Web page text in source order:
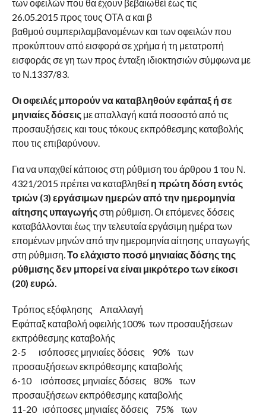
των οφειλών που θα έχουν βεβαιωθεί έως τις
26.05.2015 προς τους ΟΤΑ α και β
βαθμού συμπεριλαμβανομένων και των οφειλών που
προκύπτουν από εισφορά σε χρήμα ή τη μετατροπή
εισφοράς σε γη των προς ένταξη ιδιοκτησιών σύμφωνα με
το Ν.1337/83.
Οι οφειλές μπορούν να καταβληθούν εφάπαξ ή σε
μηνιαίες δόσειςμε απαλλαγή κατά ποσοστό από τις
προσαυξήσεις και τους τόκους εκπρόθεσμης καταβολής
που τις επιβαρύνουν.
Για να υπαχθεί κάποιος στη ρύθμιση του άρθρου 1 του Ν.
4321/2015 πρέπει να καταβληθεί η πρώτη δόση εντός
τριών (3) εργάσιμων ημερών από την ημερομηνία
αίτησης υπαγωγήςστη ρύθμιση. Οι επόμενες δόσεις
καταβάλλονται έως την τελευταία εργάσιμη ημέρα των
επομένων μηνών από την ημερομηνία αίτησης υπαγωγής
στη ρύθμιση.Το ελάχιστο ποσό μηνιαίας δόσης της
ρύθμισης δεν μπορεί να είναι μικρότερο των είκοσι
(20) ευρώ.
Τρόπος εξόφλησης Απαλλαγή
Εφάπαξ καταβολή οφειλής100% των προσαυξήσεων
εκπρόθεσμης καταβολής
2-5 ισόποσες μηνιαίες δόσεις 90% των
προσαυξήσεων εκπρόθεσμης καταβολής
6-10 ισόποσες μηνιαίες δόσεις 80% των
προσαυξήσεων εκπρόθεσμης καταβολής
11-20 ισόποσες μηνιαίες δόσεις 75% των